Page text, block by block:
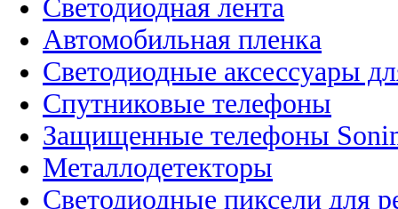
Светодиодная лента
Автомобильная пленка
Светодиодные аксессуары
Спутниковые телефоны
Защищенные телефоны
Металлодетекторы
Светодиодные пиксели для